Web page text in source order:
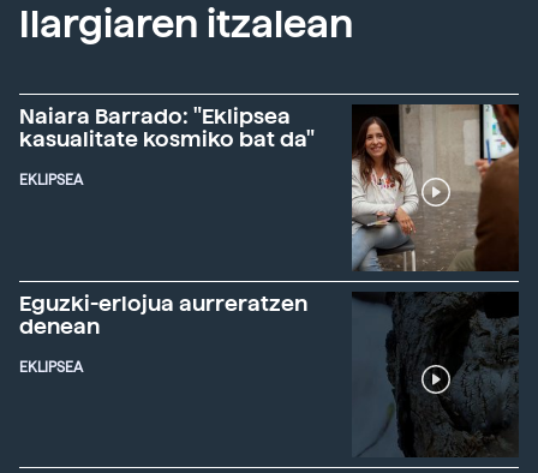
Ilargiaren itzalean
Naiara Barrado: "Eklipsea
kasualitate kosmiko bat da"
EKLIPSEA
Eguzki-erlojua aurreratzen
denean
EKLIPSEA